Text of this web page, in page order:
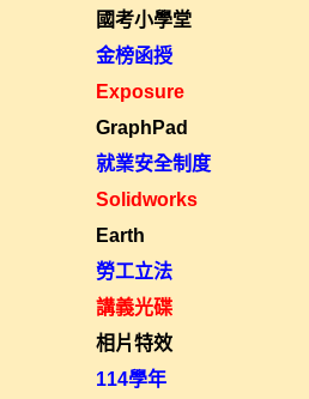
國考小學堂
金榜函授
Exposure
GraphPad
就業安全制度
Solidworks
Earth
勞工立法
講義光碟
相片特效
114學年